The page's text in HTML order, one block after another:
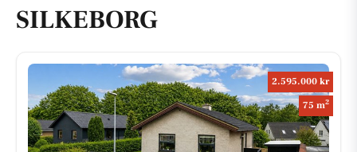
SILKEBORG
2.595.000 kr
75 m2